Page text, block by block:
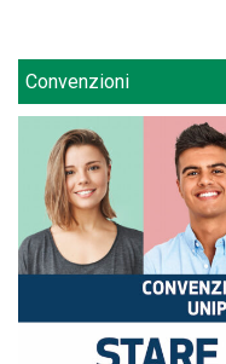
Convenzioni